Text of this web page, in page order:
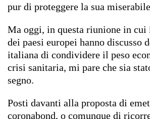
pur di proteggere la sua
Ma oggi, in questa riunione in cui
dei paesi europei hanno discusso
italiana di condividere il peso
crisi sanitaria, mi pare che sia
segno.
Posti davanti alla proposta di
coronabond, o comunque di